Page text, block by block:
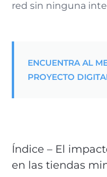
red sin ninguna
ENCUENTRA AL
PROYECTO
Índice – El
en las tiendas